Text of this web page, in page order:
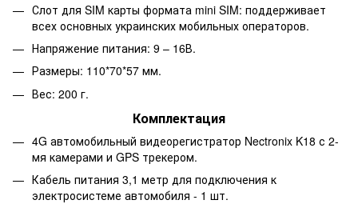
Слот для SIM карты формата mini SIM: поддерживает
всех основных украинских мобильных операторов.
Напряжение питания: 9 – 16В.
Размеры: 110*70*57 мм.
Вес: 200 г.
Комплектация
4G автомобильный видеорегистратор Nectronix K18 с 2-
мя камерами и GPS трекером.
Кабель питания 3,1 метр для подключения к
электросистеме автомобиля - 1 шт.